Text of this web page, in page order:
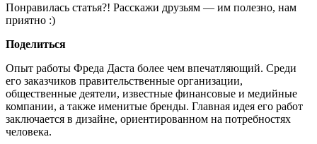
Понравилась статья?! Расскажи друзьям — им полезно, нам
приятно :)
Поделиться
Опыт работы Фреда Даста более чем впечатляющий. Среди
его заказчиков правительственные организации,
общественные деятели, известные финансовые и медийные
компании, а также именитые бренды. Главная идея его работ
заключается в дизайне, ориентированном на потребностях
человека.